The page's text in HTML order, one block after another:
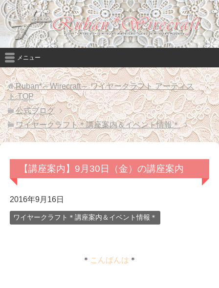
メニュー
Ruban*～Wirecraft～ ワイヤークラフト アーティス
トTOP
公式ブログ
ワイヤークラフト＊講座案内＆イベント情報＊
【講座案内】9月30日（金）の講座案内
2016年9月16日
ワイヤークラフト＊講座案内＆イベント情報＊
＊ こんばんは ＊